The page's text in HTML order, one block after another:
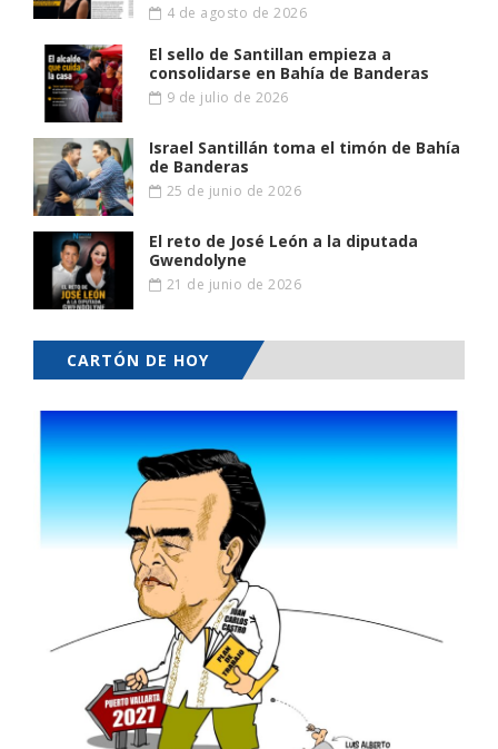
4 de agosto de 2026
El sello de Santillan empieza a
consolidarse en Bahía de Banderas
9 de julio de 2026
Israel Santillán toma el timón de Bahía
de Banderas
25 de junio de 2026
El reto de José León a la diputada
Gwendolyne
21 de junio de 2026
CARTÓN DE HOY